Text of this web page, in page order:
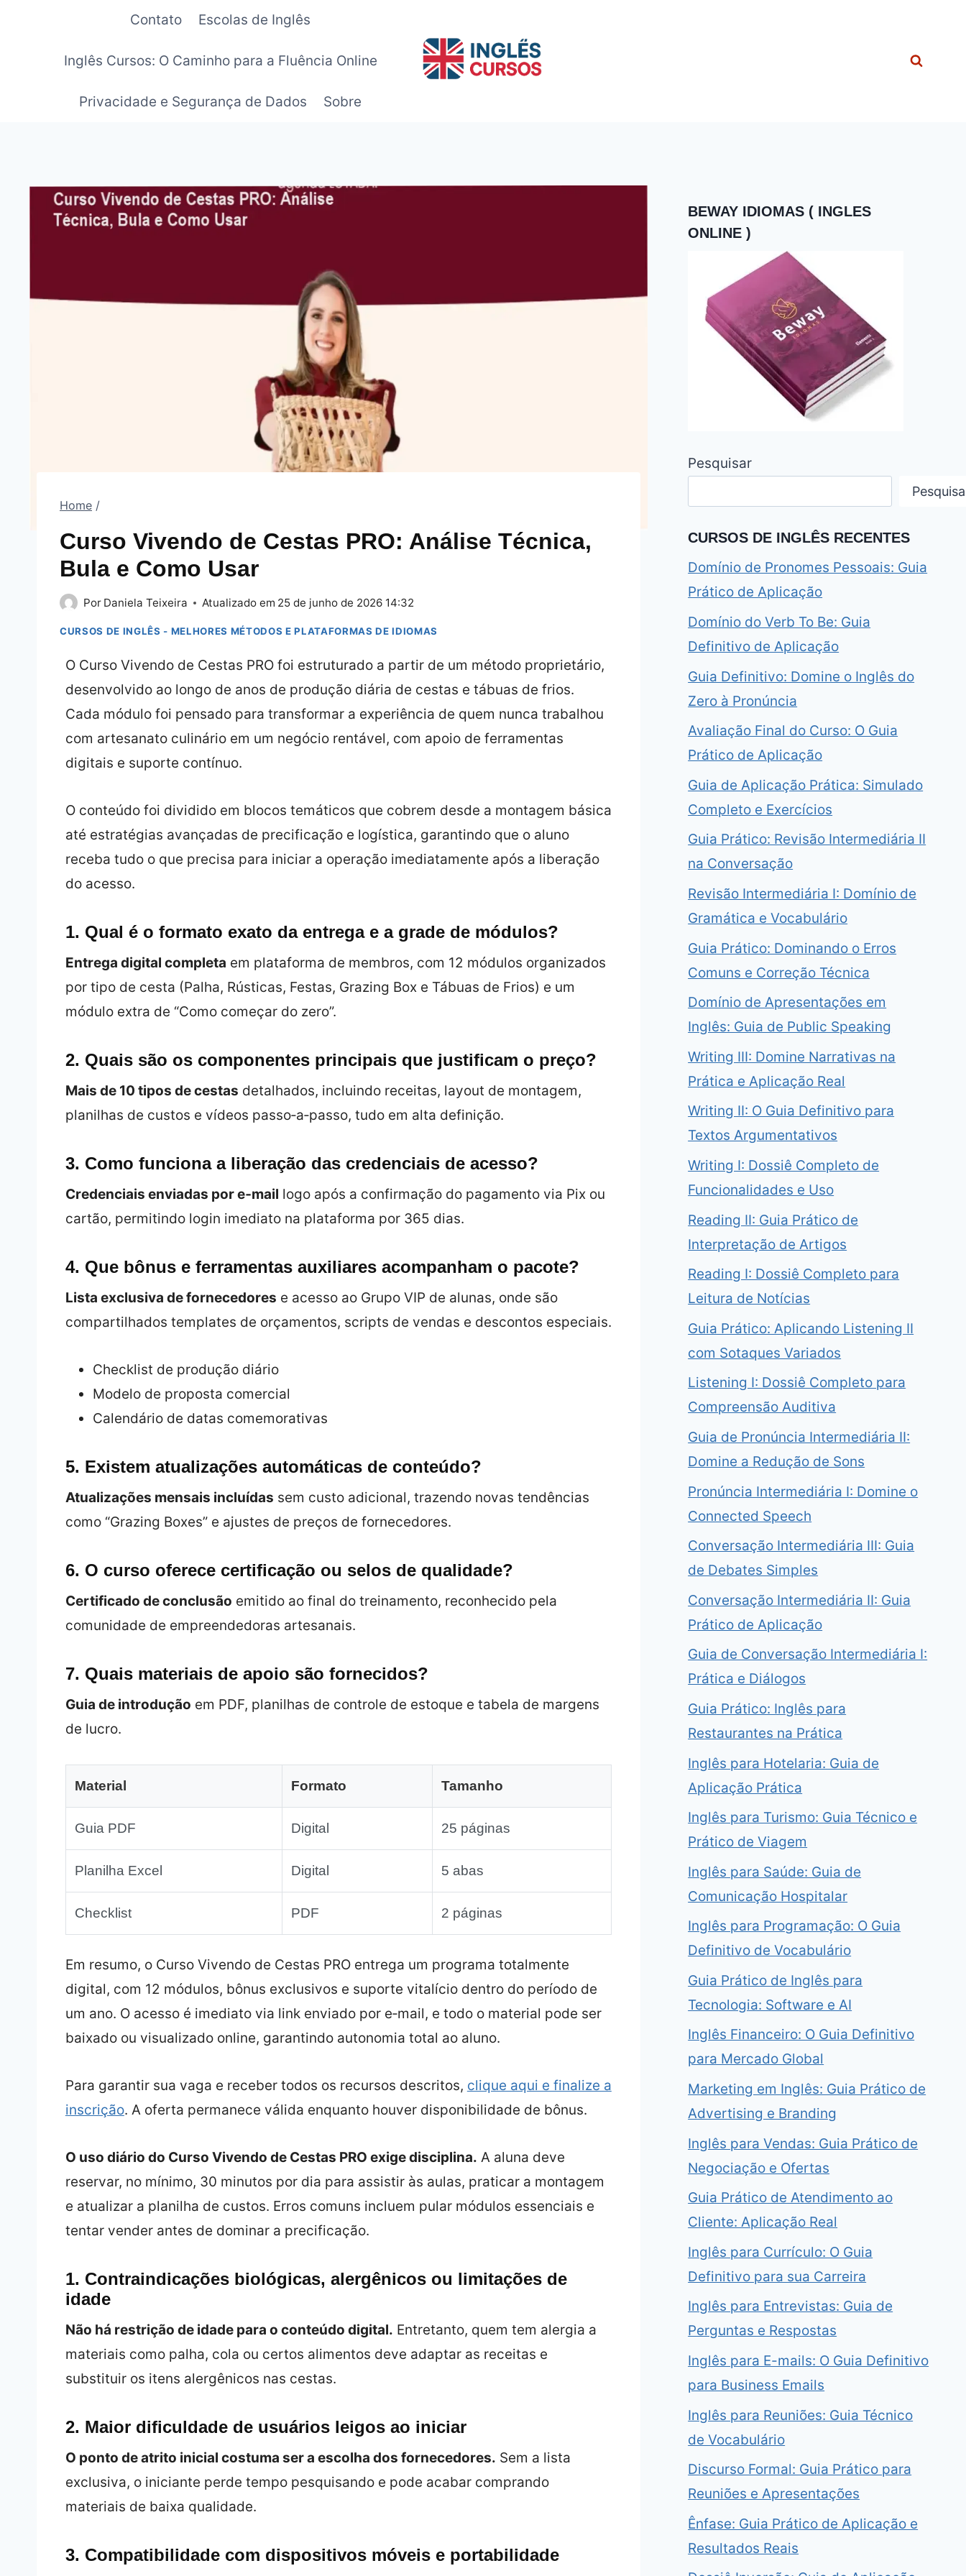
Contato Escolas de Inglês
Inglês Cursos: O Caminho para a Fluência Online
Privacidade e Segurança de Dados Sobre
Home /
Curso Vivendo de Cestas PRO: Análise Técnica,
Bula e Como Usar
Por Daniela Teixeira Atualizado em 25 de junho de 2026 14:32
CURSOS DE INGLÊS - MELHORES MÉTODOS E PLATAFORMAS DE IDIOMAS
O Curso Vivendo de Cestas PRO foi estruturado a partir de um método proprietário,
desenvolvido ao longo de anos de produção diária de cestas e tábuas de frios.
Cada módulo foi pensado para transformar a experiência de quem nunca trabalhou
com artesanato culinário em um negócio rentável, com apoio de ferramentas
digitais e suporte contínuo.
O conteúdo foi dividido em blocos temáticos que cobrem desde a montagem básica
até estratégias avançadas de precificação e logística, garantindo que o aluno
receba tudo o que precisa para iniciar a operação imediatamente após a liberação
do acesso.
1. Qual é o formato exato da entrega e a grade de módulos?
Entrega digital completa em plataforma de membros, com 12 módulos organizados
por tipo de cesta (Palha, Rústicas, Festas, Grazing Box e Tábuas de Frios) e um
módulo extra de “Como começar do zero”.
2. Quais são os componentes principais que justificam o preço?
Mais de 10 tipos de cestas detalhados, incluindo receitas, layout de montagem,
planilhas de custos e vídeos passo‑a‑passo, tudo em alta definição.
3. Como funciona a liberação das credenciais de acesso?
Credenciais enviadas por e‑mail logo após a confirmação do pagamento via Pix ou
cartão, permitindo login imediato na plataforma por 365 dias.
4. Que bônus e ferramentas auxiliares acompanham o pacote?
Lista exclusiva de fornecedores e acesso ao Grupo VIP de alunas, onde são
compartilhados templates de orçamentos, scripts de vendas e descontos especiais.
Checklist de produção diário
Modelo de proposta comercial
Calendário de datas comemorativas
5. Existem atualizações automáticas de conteúdo?
Atualizações mensais incluídas sem custo adicional, trazendo novas tendências
como “Grazing Boxes” e ajustes de preços de fornecedores.
6. O curso oferece certificação ou selos de qualidade?
Certificado de conclusão emitido ao final do treinamento, reconhecido pela
comunidade de empreendedoras artesanais.
7. Quais materiais de apoio são fornecidos?
Guia de introdução em PDF, planilhas de controle de estoque e tabela de margens
de lucro.
Material Formato Tamanho
Guia PDF Digital 25 páginas
Planilha Excel Digital 5 abas
Checklist PDF 2 páginas
Em resumo, o Curso Vivendo de Cestas PRO entrega um programa totalmente
digital, com 12 módulos, bônus exclusivos e suporte vitalício dentro do período de
um ano. O acesso é imediato via link enviado por e‑mail, e todo o material pode ser
baixado ou visualizado online, garantindo autonomia total ao aluno.
Para garantir sua vaga e receber todos os recursos descritos, clique aqui e finalize a
inscrição. A oferta permanece válida enquanto houver disponibilidade de bônus.
O uso diário do Curso Vivendo de Cestas PRO exige disciplina. A aluna deve
reservar, no mínimo, 30 minutos por dia para assistir às aulas, praticar a montagem
e atualizar a planilha de custos. Erros comuns incluem pular módulos essenciais e
tentar vender antes de dominar a precificação.
1. Contraindicações biológicas, alergênicos ou limitações de
idade
Não há restrição de idade para o conteúdo digital. Entretanto, quem tem alergia a
materiais como palha, cola ou certos alimentos deve adaptar as receitas e
substituir os itens alergênicos nas cestas.
2. Maior dificuldade de usuários leigos ao iniciar
O ponto de atrito inicial costuma ser a escolha dos fornecedores. Sem a lista
exclusiva, o iniciante perde tempo pesquisando e pode acabar comprando
materiais de baixa qualidade.
3. Compatibilidade com dispositivos móveis e portabilidade
BEWAY IDIOMAS ( INGLES
ONLINE )
Pesquisar
CURSOS DE INGLÊS RECENTES
Domínio de Pronomes Pessoais: Guia
Prático de Aplicação
Domínio do Verb To Be: Guia
Definitivo de Aplicação
Guia Definitivo: Domine o Inglês do
Zero à Pronúncia
Avaliação Final do Curso: O Guia
Prático de Aplicação
Guia de Aplicação Prática: Simulado
Completo e Exercícios
Guia Prático: Revisão Intermediária II
na Conversação
Revisão Intermediária I: Domínio de
Gramática e Vocabulário
Guia Prático: Dominando o Erros
Comuns e Correção Técnica
Domínio de Apresentações em
Inglês: Guia de Public Speaking
Writing III: Domine Narrativas na
Prática e Aplicação Real
Writing II: O Guia Definitivo para
Textos Argumentativos
Writing I: Dossiê Completo de
Funcionalidades e Uso
Reading II: Guia Prático de
Interpretação de Artigos
Reading I: Dossiê Completo para
Leitura de Notícias
Guia Prático: Aplicando Listening II
com Sotaques Variados
Listening I: Dossiê Completo para
Compreensão Auditiva
Guia de Pronúncia Intermediária II:
Domine a Redução de Sons
Pronúncia Intermediária I: Domine o
Connected Speech
Conversação Intermediária III: Guia
de Debates Simples
Conversação Intermediária II: Guia
Prático de Aplicação
Guia de Conversação Intermediária I:
Prática e Diálogos
Guia Prático: Inglês para
Restaurantes na Prática
Inglês para Hotelaria: Guia de
Aplicação Prática
Inglês para Turismo: Guia Técnico e
Prático de Viagem
Inglês para Saúde: Guia de
Comunicação Hospitalar
Inglês para Programação: O Guia
Definitivo de Vocabulário
Guia Prático de Inglês para
Tecnologia: Software e AI
Inglês Financeiro: O Guia Definitivo
para Mercado Global
Marketing em Inglês: Guia Prático de
Advertising e Branding
Inglês para Vendas: Guia Prático de
Negociação e Ofertas
Guia Prático de Atendimento ao
Cliente: Aplicação Real
Inglês para Currículo: O Guia
Definitivo para sua Carreira
Inglês para Entrevistas: Guia de
Perguntas e Respostas
Inglês para E-mails: O Guia Definitivo
para Business Emails
Inglês para Reuniões: Guia Técnico
de Vocabulário
Discurso Formal: Guia Prático para
Reuniões e Apresentações
Ênfase: Guia Prático de Aplicação e
Resultados Reais